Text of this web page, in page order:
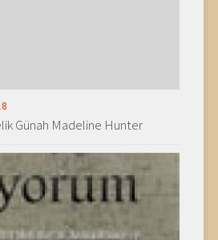
Günah Madeline Hunter